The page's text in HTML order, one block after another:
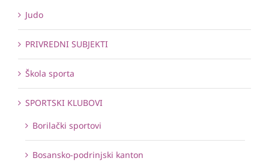
Judo
PRIVREDNI SUBJEKTI
Škola sporta
SPORTSKI KLUBOVI
Borilački sportovi
Bosansko-podrinjski kanton